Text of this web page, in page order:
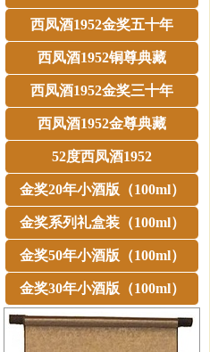
西凤酒1952金奖五十年
西凤酒1952铜尊典藏
西凤酒1952金奖三十年
西凤酒1952金尊典藏
52度西凤酒1952
金奖20年小酒版（100ml）
金奖系列礼盒装（100ml）
金奖50年小酒版（100ml）
金奖30年小酒版（100ml）